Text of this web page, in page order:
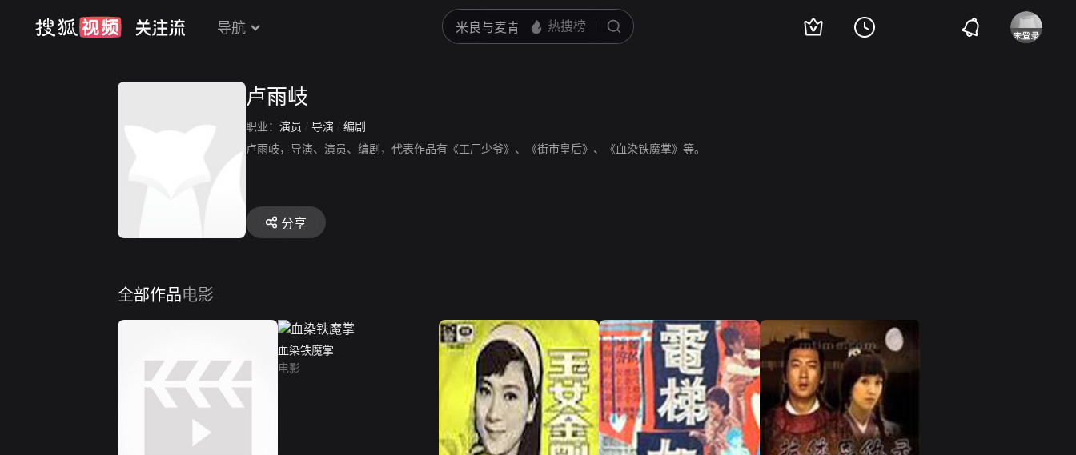
导航
卢雨岐
职业： 演员 / 导演 / 编剧
卢雨岐，导演、演员、编剧，代表作品有《工厂少爷》、《街市皇后》、《血染铁魔掌》等。
分享
全部作品电影
血染铁魔掌
电影